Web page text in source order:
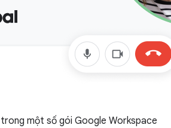
một số gói Google Workspace